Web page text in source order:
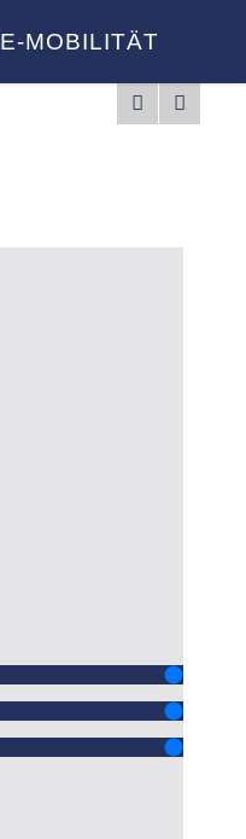
E-MOBILITÄT